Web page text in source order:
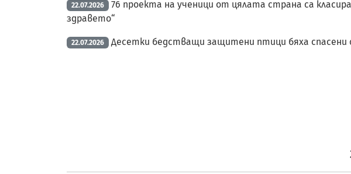
22.07.2026
76 проекта на ученици от цялата страна са
здравето“
22.07.2026 Десетки бедстващи защитени птици бяха спасени